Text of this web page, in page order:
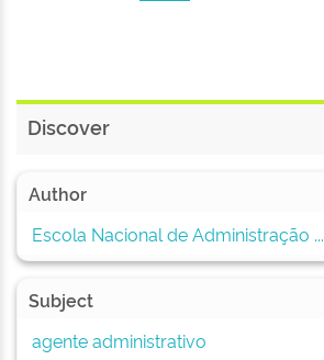
Discover
Author
Escola Nacional de Administração ...
Subject
agente administrativo